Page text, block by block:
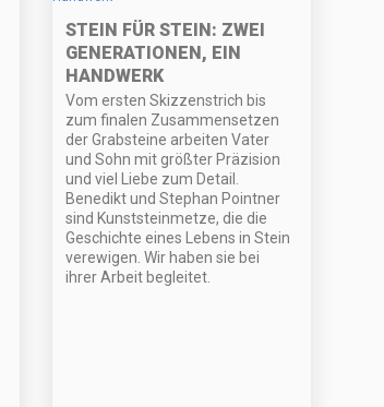
STEIN FÜR STEIN: ZWEI
GENERATIONEN, EIN
HANDWERK
Vom ersten Skizzenstrich bis
zum finalen Zusammensetzen
der Grabsteine arbeiten Vater
und Sohn mit größter Präzision
und viel Liebe zum Detail.
Benedikt und Stephan Pointner
sind Kunststeinmetze, die die
Geschichte eines Lebens in Stein
verewigen. Wir haben sie bei
ihrer Arbeit begleitet.